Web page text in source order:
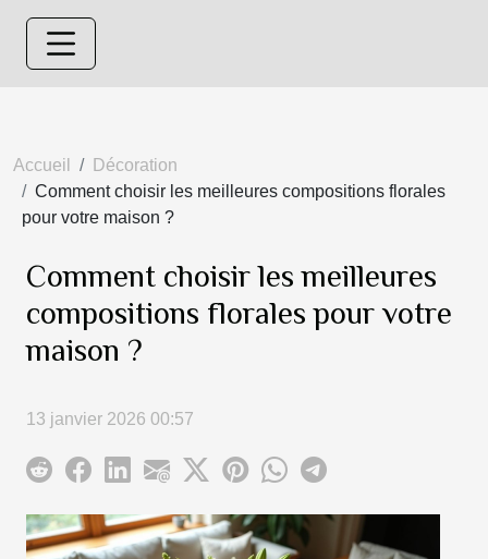
Accueil
Décoration
Comment choisir les meilleures compositions florales
pour votre maison ?
Comment choisir les meilleures
compositions florales pour votre
maison ?
13 janvier 2026 00:57